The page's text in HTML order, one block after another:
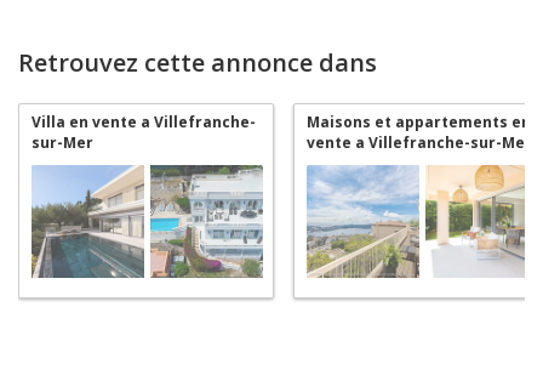
Retrouvez cette annonce dans
Villa en vente a Villefranche-
sur-Mer
Maisons et appartements en
vente a Villefranche-sur-Mer